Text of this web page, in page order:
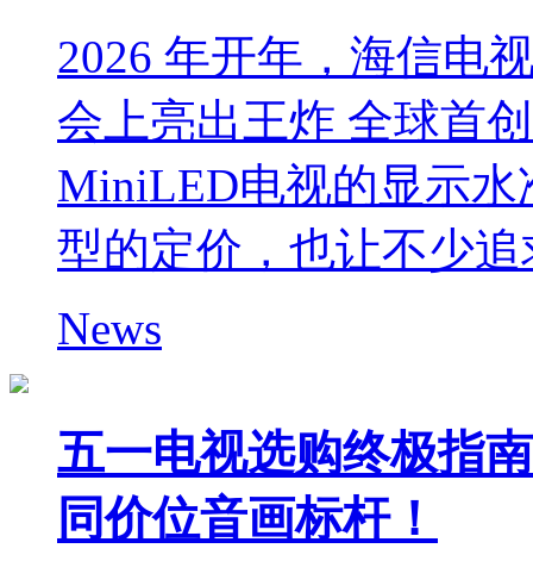
2026 年开年，海信电
会上亮出王炸 全球首
MiniLED电视的显示
型的定价，也让不少追
News
五一电视选购终极指
同价位音画标杆！